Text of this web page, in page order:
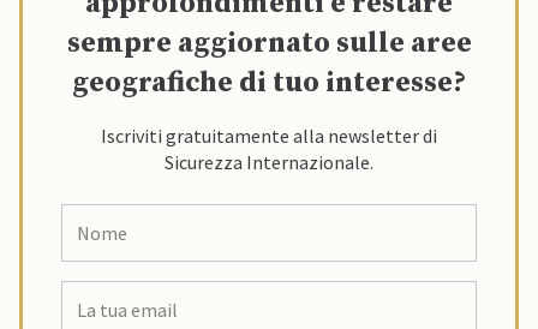
sempre aggiornato sulle aree
geografiche di tuo interesse?
Iscriviti gratuitamente alla newsletter di
Sicurezza Internazionale.